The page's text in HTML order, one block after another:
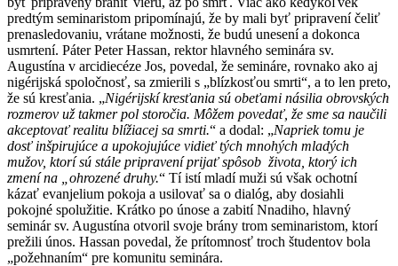
predtým seminaristom pripomínajú, že by mali byť pripravení čeliť
prenasledovaniu, vrátane možnosti, že budú unesení a dokonca
usmrtení. Páter Peter Hassan, rektor hlavného seminára sv.
Augustína v arcidiecéze Jos, povedal, že semináre, rovnako ako aj
nigérijská spoločnosť, sa zmierili s „blízkosťou smrti“, a to len preto,
že sú kresťania. „Nigérijskí kresťania sú obeťami násilia obrovských
rozmerov už takmer pol storočia. Môžem povedať, že sme sa naučili
akceptovať realitu blížiacej sa smrti.“ a dodal: „Napriek tomu je
dosť inšpirujúce a upokojujúce vidieť tých mnohých mladých
mužov, ktorí sú stále pripravení prijať spôsob života, ktorý ich
zmení na „ohrozené druhy.“ Tí istí mladí muži sú však ochotní
kázať evanjelium pokoja a usilovať sa o dialóg, aby dosiahli
pokojné spolužitie. Krátko po únose a zabití Nnadiho, hlavný
seminár sv. Augustína otvoril svoje brány trom seminaristom, ktorí
prežili únos. Hassan povedal, že prítomnosť troch študentov bola
„požehnaním“ pre komunitu seminára.